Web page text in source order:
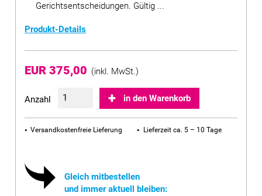
Gerichtsentscheidungen. Gültig ...
Produkt-Details
EUR 375,00 (inkl. MwSt.)
Anzahl in den Warenkorb
Versandkostenfreie Lieferung Lieferzeit ca. 5 – 10 Tage
Gleich mitbestellen
und immer aktuell bleiben: